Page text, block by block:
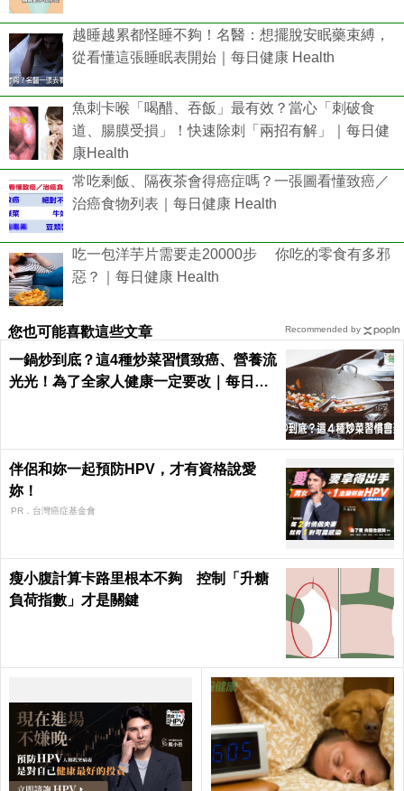
越睡越累都怪睡不夠！名醫：想擺脫安眠藥束縛，
從看懂這張睡眠表開始｜每日健康 Health
魚刺卡喉「喝醋、吞飯」最有效？當心「刺破食
道、腸膜受損」！快速除刺「兩招有解」｜每日健
康Health
常吃剩飯、隔夜茶會得癌症嗎？一張圖看懂致癌／
治癌食物列表｜每日健康 Health
吃一包洋芋片需要走20000步 你吃的零食有多邪
惡？｜每日健康 Health
您也可能喜歡這些文章
一鍋炒到底？這4種炒菜習慣致癌、營養流
光光！為了全家人健康一定要改｜每日健
伴侶和妳一起預防HPV，才有資格說愛
妳！
PR．台灣癌症基金會
瘦小腹計算卡路里根本不夠 控制「升糖
負荷指數」才是關鍵
Recommended by